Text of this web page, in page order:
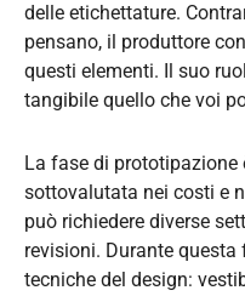
delle etichettature.
pensano, il produttore
questi elementi. Il suo
tangibile quello che voi
La fase di prototipazione
sottovalutata nei costi e
può richiedere diverse
revisioni. Durante
tecniche del design: